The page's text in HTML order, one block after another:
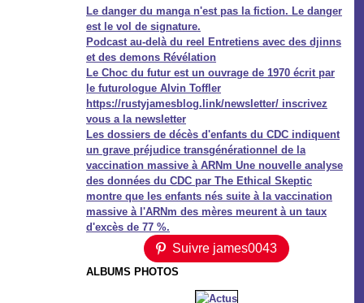
Le danger du manga n'est pas la fiction. Le danger
est le vol de signature.
Podcast au-delà du reel Entretiens avec des djinns
et des demons Révélation
Le Choc du futur est un ouvrage de 1970 écrit par
le futurologue Alvin Toffler
https://rustyjamesblog.link/newsletter/ inscrivez
vous a la newsletter
Les dossiers de décès d'enfants du CDC indiquent
un grave préjudice transgénérationnel de la
vaccination massive à ARNm Une nouvelle analyse
des données du CDC par The Ethical Skeptic
montre que les enfants nés suite à la vaccination
massive à l'ARNm des mères meurent à un taux
d'excès de 77 %.
Suivre james0043
ALBUMS PHOTOS